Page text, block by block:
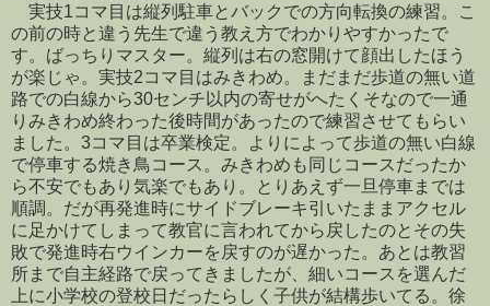
実技1コマ目は縦列駐車とバックでの方向転換の練習。こ
の前の時と違う先生で違う教え方でわかりやすかったで
す。ばっちりマスター。縦列は右の窓開けて顔出したほう
が楽じゃ。実技2コマ目はみきわめ。まだまだ歩道の無い道
路での白線から30センチ以内の寄せがへたくそなので一通
りみきわめ終わった後時間があったので練習させてもらい
ました。3コマ目は卒業検定。よりによって歩道の無い白線
で停車する焼き鳥コース。みきわめも同じコースだったか
ら不安でもあり気楽でもあり。とりあえず一旦停車までは
順調。だが再発進時にサイドブレーキ引いたままアクセル
に足かけてしまって教官に言われてから戻したのとその失
敗で発進時右ウインカーを戻すのが遅かった。あとは教習
所まで自主経路で戻ってきましたが、細いコースを選んだ
上に小学校の登校日だったらしく子供が結構歩いてる。徐